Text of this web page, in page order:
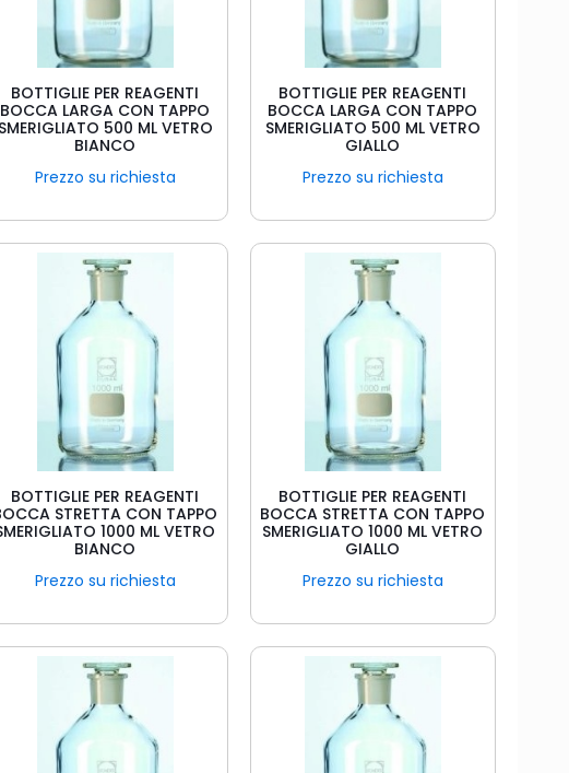
BOTTIGLIE PER REAGENTI
BOCCA LARGA CON TAPPO
SMERIGLIATO 500 ML VETRO
BIANCO
Prezzo su richiesta
BOTTIGLIE PER REAGENTI
BOCCA LARGA CON TAPPO
SMERIGLIATO 500 ML VETRO
GIALLO
Prezzo su richiesta
BOTTIGLIE PER REAGENTI
STRETTA CON TAPPO
1000 ML VETRO
BIANCO
Prezzo su richiesta
BOTTIGLIE PER REAGENTI
BOCCA STRETTA CON TAPPO
SMERIGLIATO 1000 ML VETRO
GIALLO
Prezzo su richiesta